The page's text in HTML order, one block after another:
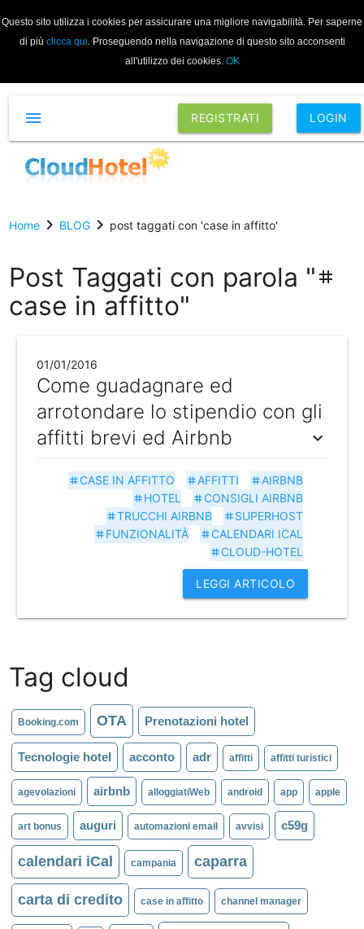
Questo sito utilizza i cookies per assicurare una migliore navigabilità. Per saperne
di più clicca qui. Proseguendo nella navigazione di questo sito acconsenti
all'utilizzo dei cookies. OK
REGISTRATI LOGIN
menu
Homechevron_right BLOGchevron_right post taggati con 'case in affitto'
Post Taggati con parola " tag
case in affitto"
01/01/2016
Come guadagnare ed
arrotondare lo stipendio con gli
affitti brevi ed Airbnb
expand_more
tag AIRBNB
tag AFFITTI
tag CASE IN AFFITTO
tag CONSIGLI AIRBNB
tag HOTEL
tag SUPERHOST
tagTRUCCHI AIRBNB
tag CALENDARI ICAL
tag FUNZIONALITÀ
tag CLOUD-HOTEL
LEGGI ARTICOLO
Tag cloud
Booking.com OTA Prenotazioni hotel
Tecnologie hotel acconto adr affitti affitti turistici
agevolazioni airbnb alloggiatiWeb android app apple
art bonus auguri automazioni email avvisi c59g
calendari iCal campania caparra
carta di credito case in affitto channel manager